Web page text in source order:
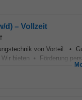
d) – Vollzeit
von Vorteil. •
bieten • Förderung